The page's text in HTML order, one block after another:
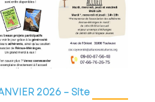
2026 – Site